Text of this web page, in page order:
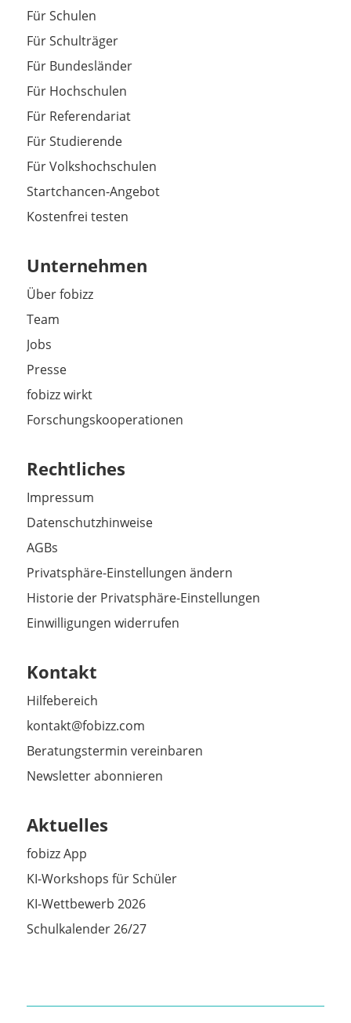
Für Schulen
Für Schulträger
Für Bundesländer
Für Hochschulen
Für Referendariat
Für Studierende
Für Volkshochschulen
Startchancen-Angebot
Kostenfrei testen
Unternehmen
Über fobizz
Team
Jobs
Presse
fobizz wirkt
Forschungskooperationen
Rechtliches
Impressum
Datenschutzhinweise
AGBs
Privatsphäre-Einstellungen ändern
Historie der Privatsphäre-Einstellungen
Einwilligungen widerrufen
Kontakt
Hilfebereich
kontakt@fobizz.com
Beratungstermin vereinbaren
Newsletter abonnieren
Aktuelles
fobizz App
KI-Workshops für Schüler
KI-Wettbewerb 2026
Schulkalender 26/27